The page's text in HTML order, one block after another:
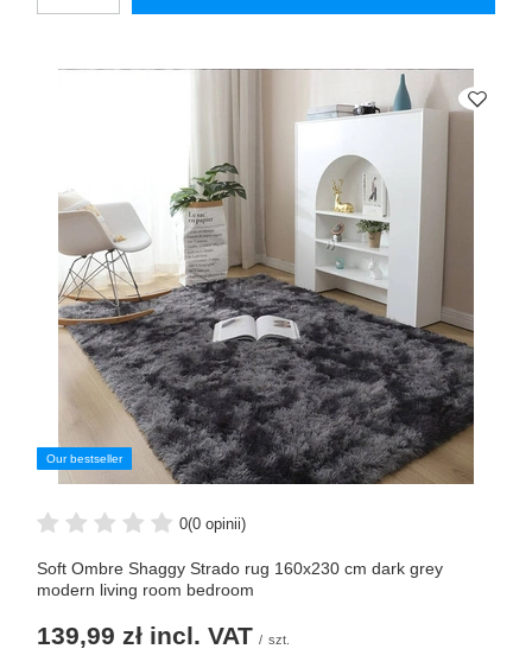
Our bestseller
0(0 opinii)
Soft Ombre Shaggy Strado rug 160x230 cm dark grey
modern living room bedroom
139,99 zł incl. VAT / szt.